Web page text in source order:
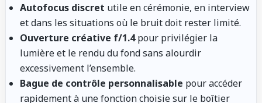
Autofocus discret utile en cérémonie, en interview
et dans les situations où le bruit doit rester limité.
Ouverture créative f/1.4pour privilégier la
lumière et le rendu du fond sans alourdir
excessivement l’ensemble.
Bague de contrôle personnalisable pour accéder
rapidement à une fonction choisie sur le boîtier